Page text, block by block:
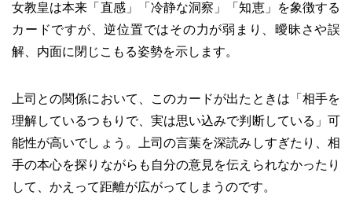
女教皇は本来「直感」「冷静な洞察」「知恵」を象徴する
カードですが、逆位置ではその力が弱まり、曖昧さや誤
解、内面に閉じこもる姿勢を示します。
上司との関係において、このカードが出たときは「相手を
理解しているつもりで、実は思い込みで判断している」可
能性が高いでしょう。上司の言葉を深読みしすぎたり、相
手の本心を探りながらも自分の意見を伝えられなかったり
して、かえって距離が広がってしまうのです。